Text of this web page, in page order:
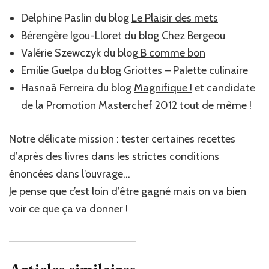
Delphine Paslin du blog Le Plaisir des mets
Bérengère Igou-Lloret du blog Chez Bergeou
Valérie Szewczyk du blog B comme bon
Emilie Guelpa du blog Griottes – Palette culinaire
Hasnaâ Ferreira du blog Magnifique ! et candidate
de la Promotion Masterchef 2012 tout de même !
Notre délicate mission : tester certaines recettes
d’après des livres dans les strictes conditions
énoncées dans l’ouvrage…
Je pense que c’est loin d’être gagné mais on va bien
voir ce que ça va donner !